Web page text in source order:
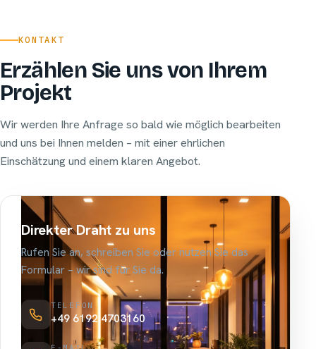
KONTAKT
Erzählen Sie uns von Ihrem
Projekt
Wir werden Ihre Anfrage so bald wie möglich bearbeiten
und uns bei Ihnen melden – mit einer ehrlichen
Einschätzung und einem klaren Angebot.
Direkter Draht zu uns
Rufen Sie an, schreiben Sie oder nutzen Sie das
Formular – wir sind für Sie da.
TELEFON
+49 6192 4703160